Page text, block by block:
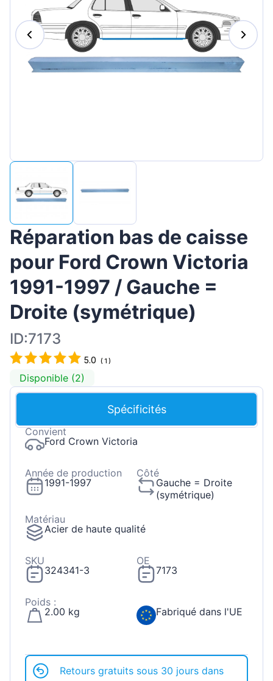
Magyar
Lietuvių
Português
Réparation bas de caisse
pour Ford Crown Victoria
1991-1997 / Gauche =
Droite (symétrique)
ID:7173
5.0 (1 )
Disponible (2)
Spécificités
Convient
Ford Crown Victoria
Année de production
1991-1997
Côté
Gauche = Droite
(symétrique)
Matériau
Acier de haute qualité
SKU
324341-3
OE
7173
Poids :
2.00 kg
Fabriqué dans l'UE
Retours gratuits sous 30 jours dans